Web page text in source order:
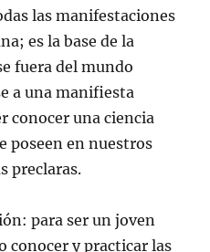
las manifestaciones
es la base de la
fuera del mundo
a una manifiesta
conocer una ciencia
poseen en nuestros
preclaras.
para ser un joven
conocer y practicar las